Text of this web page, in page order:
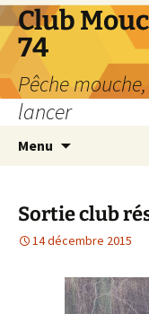
Aller
au
contenu
Club
74
Pêche
lancer
Menu
Sortie club
14 décembre 2015